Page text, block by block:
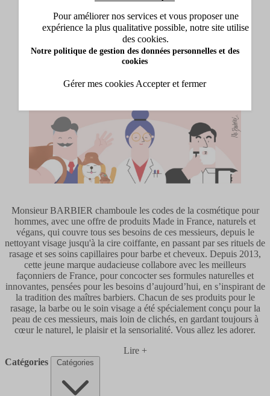
Monsieur BARBIER chamboule les codes de la cosmétique pour
hommes, avec une offre de produits Made in France, naturels et
végans, qui couvre tous ses besoins de ces messieurs, depuis le
nettoyant visage jusqu'à la cire coiffante, en passant par ses rituels de
rasage et ses soins capillaires pour barbe et cheveux. Depuis 2013,
cette jeune marque audacieuse collabore avec les meilleurs
façonniers de France, pour concocter ses formules naturelles et
innovantes, pensées pour les besoins d’aujourd’hui, en s’inspirant de
la tradition des maîtres barbiers. Chacun de ses produits pour le
rasage, la barbe ou le soin visage a été spécialement conçu pour la
peau de ces messieurs, mais loin de clichés, en gardant toujours à
cœur le naturel, le plaisir et la sensorialité. Vous allez les adorer.
Lire +
Catégories
Catégories
Pour améliorer nos services et vous proposer une
expérience la plus qualitative possible, notre site utilise
des cookies.
Notre politique de gestion des données personnelles et des
cookies
Gérer mes cookies Accepter et fermer